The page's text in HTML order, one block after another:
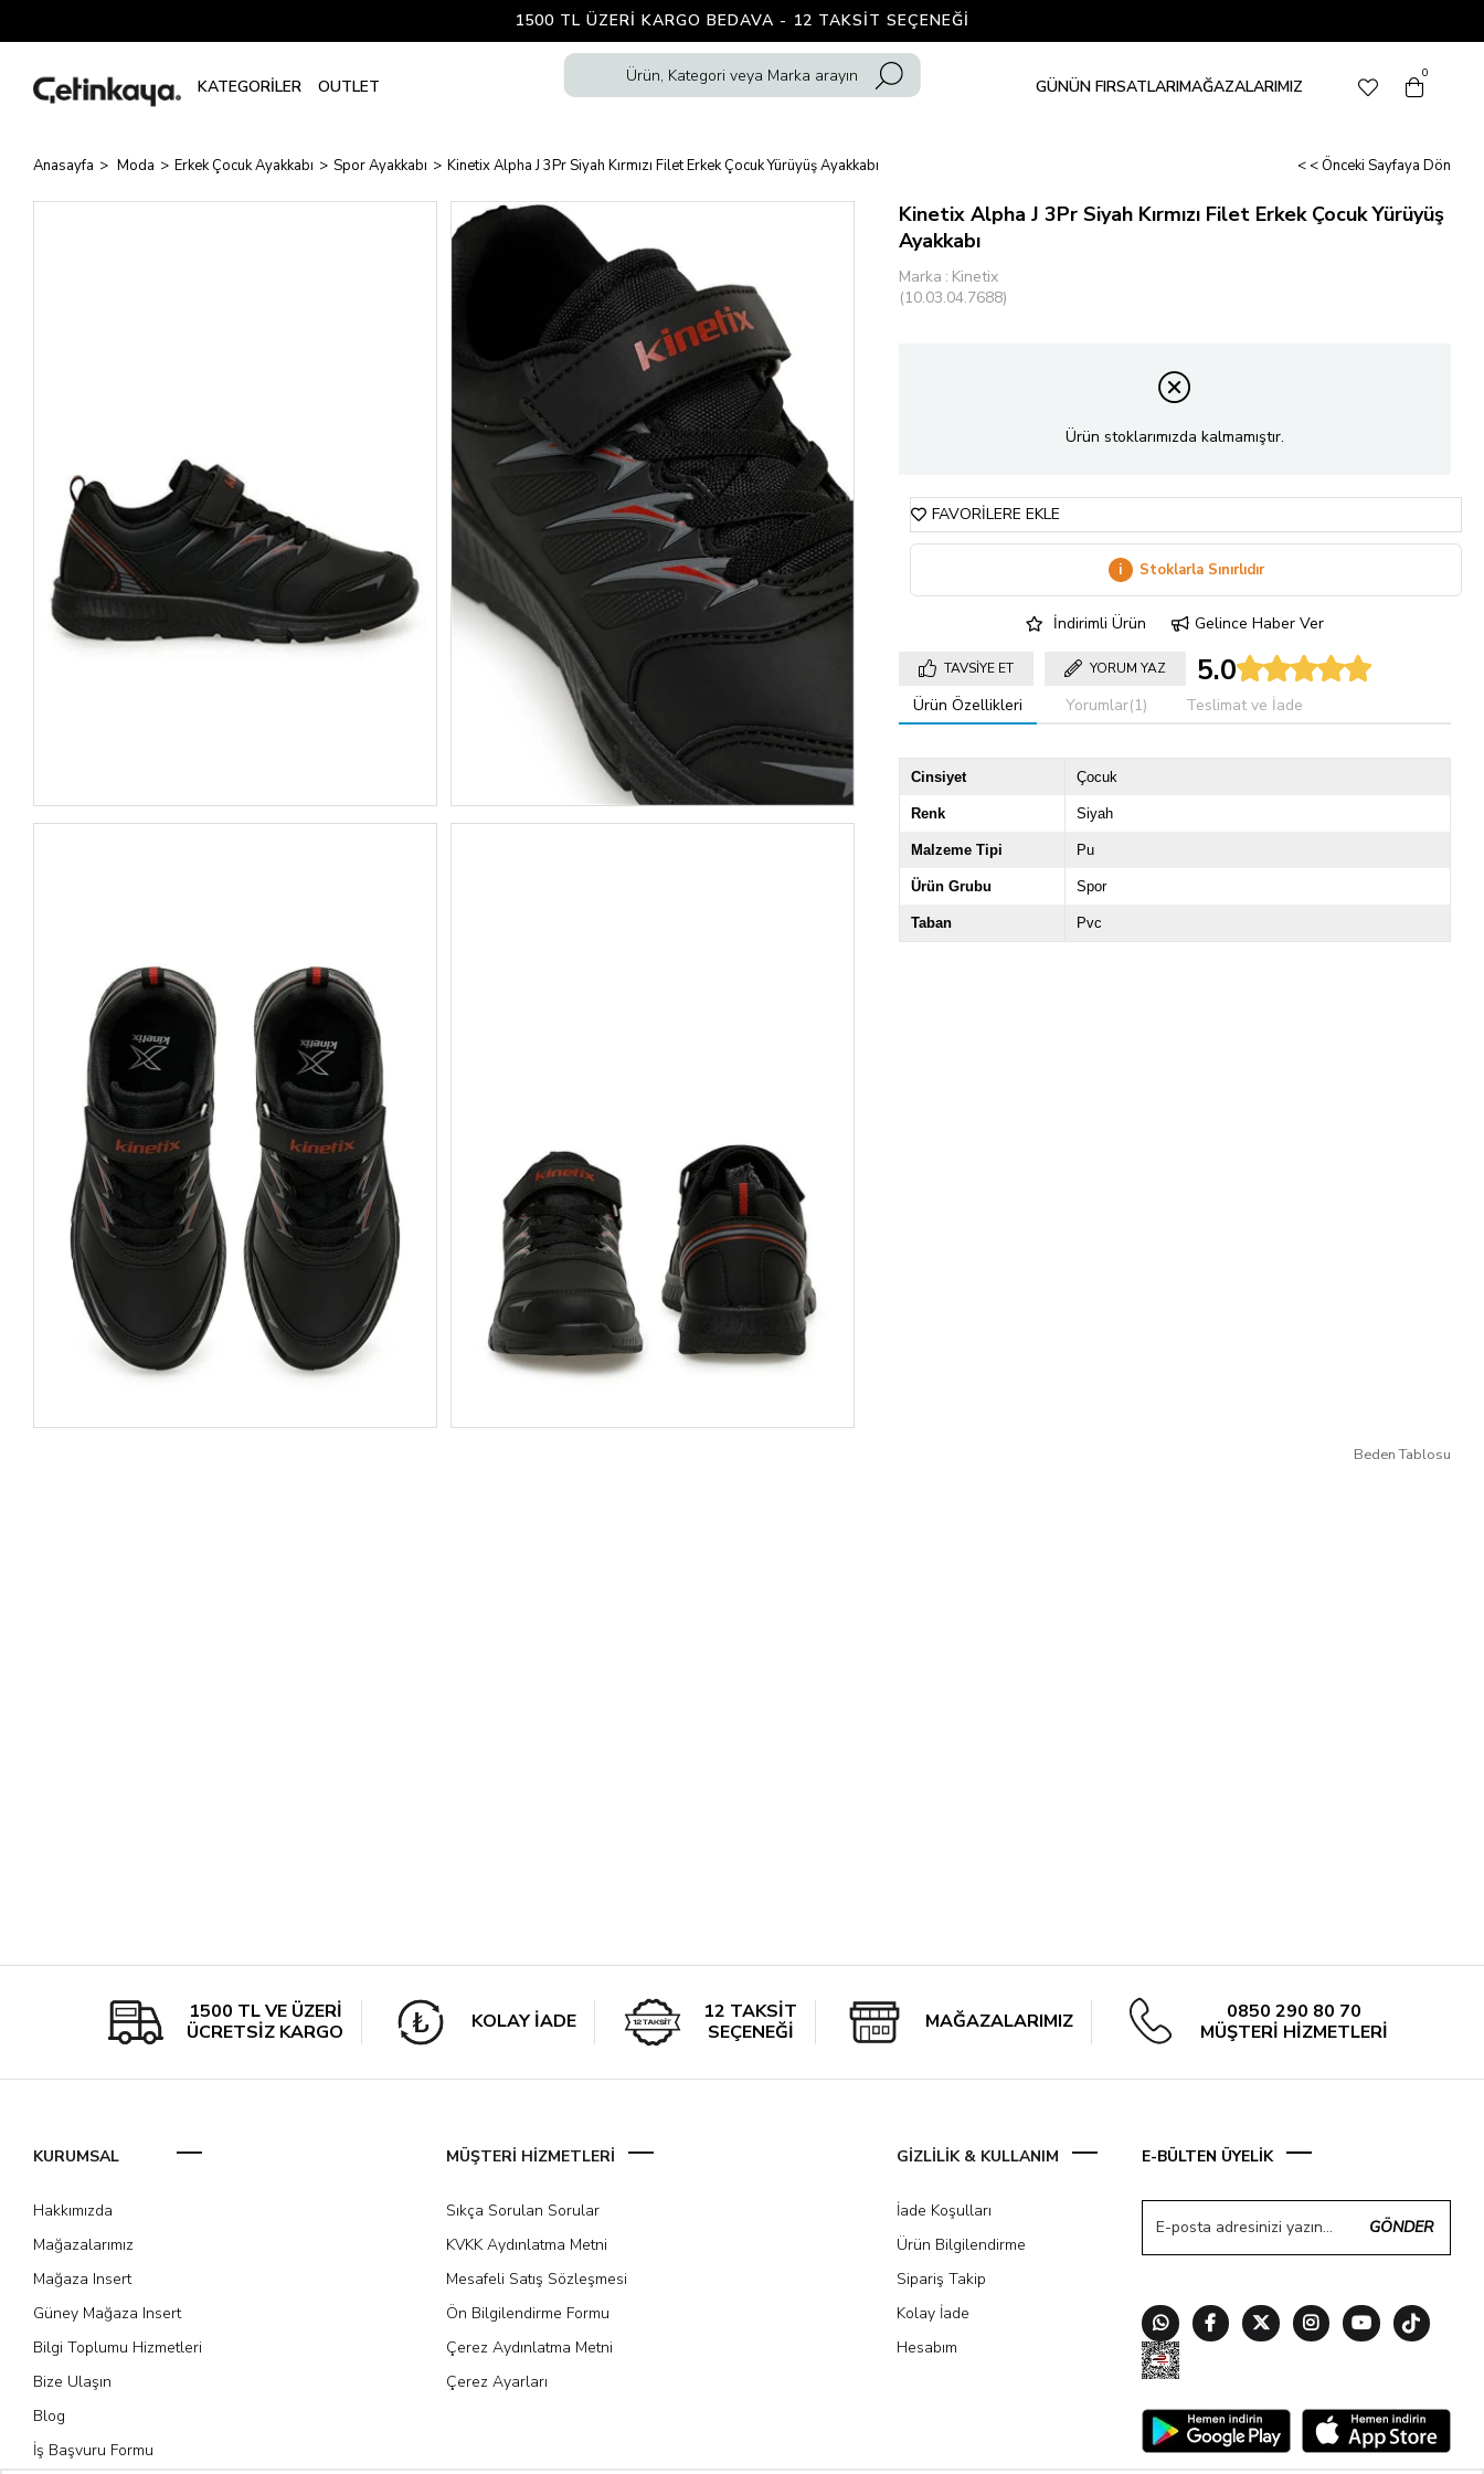
1500 TL ÜZERI KARGO BEDAVA - 12 TAKSIT SEÇENEĞI
GÜNÜN FIRSATLARIMAĞAZALARIMIZ
0
Anasayfa Moda Erkek Çocuk Ayakkabı Spor Ayakkabı Kinetix Alpha J 3Pr Siyah Kırmızı Filet Erkek Çocuk Yürüyüş Ayakkabı < < Önceki Sayfaya Dön
Kinetix Alpha J 3Pr Siyah Kırmızı Filet Erkek Çocuk Yürüyüş
Ayakkabı
Marka : Kinetix
(10.03.04.7688)
Ürün stoklarımızda kalmamıştır.
FAVORILERE EKLE
i Stoklarla Sınırlıdır
İndirimli Ürün Gelince Haber Ver
TAVSIYE ET YORUM YAZ 5.0
Ürün Özellikleri Yorumlar(1) Teslimat ve İade
Cinsiyet Çocuk
Renk Siyah
Malzeme Tipi Pu
Ürün Grubu Spor
Taban Pvc
Beden Tablosu
1500 TL VE ÜZERİ
ÜCRETSİZ KARGO
KOLAY İADE
12 TAKSİT
SEÇENEĞİ
MAĞAZALARIMIZ
0850 290 80 70
MÜŞTERİ HİZMETLERİ
KURUMSAL
Hakkımızda
Mağazalarımız
Mağaza Insert
Güney Mağaza Insert
Bilgi Toplumu Hizmetleri
Bize Ulaşın
Blog
İş Başvuru Formu
MÜŞTERİ HİZMETLERİ
Sıkça Sorulan Sorular
KVKK Aydınlatma Metni
Mesafeli Satış Sözleşmesi
Ön Bilgilendirme Formu
Çerez Aydınlatma Metni
Çerez Ayarları
GİZLİLİK & KULLANIM
İade Koşulları
Ürün Bilgilendirme
Sipariş Takip
Kolay İade
Hesabım
E-BÜLTEN ÜYELİK
GÖNDER